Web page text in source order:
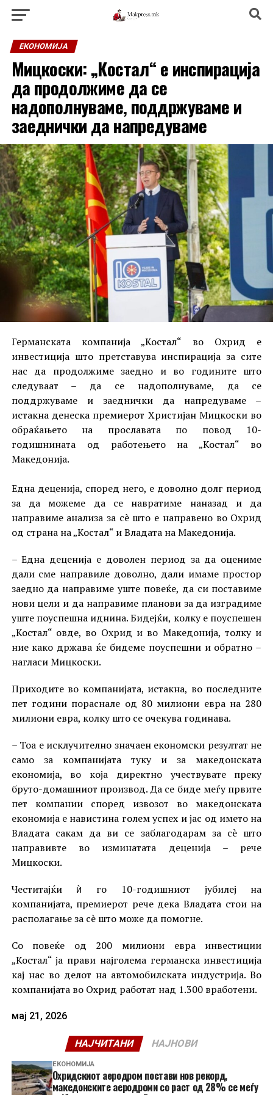
ЕКОНОМИЈА
Мицкоски: „Костал“ е инспирација
да продолжиме да се
надополнуваме, поддржуваме и
заеднички да напредуваме
Германската компанија „Костал“ во Охрид е
инвестиција што претставува инспирација за сите
нас да продолжиме заедно и во годините што
следуваат – да се надополнуваме, да се
поддржуваме и заеднички да напредуваме –
истакна денеска премиерот Христијан Мицкоски во
обраќањето на прославата по повод 10-
годишнината од работењето на „Костал“ во
Македонија.
Една деценија, според него, е доволно долг период
за да можеме да се навратиме наназад и да
направиме анализа за сè што е направено во Охрид
од страна на „Костал“ и Владата на Македонија.
– Една деценија е доволен период за да оцениме
дали сме направиле доволно, дали имаме простор
заедно да направиме уште повеќе, да си поставиме
нови цели и да направиме планови за да изградиме
уште поуспешна иднина. Бидејќи, колку е поуспешен
„Костал“ овде, во Охрид и во Македонија, толку и
ние како држава ќе бидеме поуспешни и обратно –
нагласи Мицкоски.
Приходите во компанијата, истакна, во последните
пет години пораснале од 80 милиони евра на 280
милиони евра, колку што се очекува годинава.
– Тоа е исклучително значаен економски резултат не
само за компанијата туку и за македонската
економија, во која директно учествувате преку
бруто-домашниот производ. Да се биде меѓу првите
пет компании според извозот во македонската
економија е навистина голем успех и јас од името на
Владата сакам да ви се заблагодарам за сè што
направивте во изминатата деценија – рече
Мицкоски.
Честитајќи ѝ го 10-годишниот јубилеј на
компанијата, премиерот рече дека Владата стои на
располагање за сè што може да помогне.
Со повеќе од 200 милиони евра инвестиции
„Костал“ ја прави најголема германска инвестиција
кај нас во делот на автомобилската индустрија. Во
компанијата во Охрид работат над 1.300 вработени.
мај 21, 2026
НАЈЧИТАНИ НАЈНОВИ
ЕКОНОМИЈА
Охридскиот аеродром постави нов рекорд,
македонските аеродроми со раст од 28% се меѓу